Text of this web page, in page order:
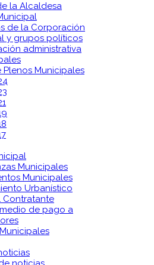
la Alcaldesa
de la Corporación
y grupos políticos
administrativa
Plenos Municipales
Municipales
Municipales
Urbanístico
Contratante
de pago a